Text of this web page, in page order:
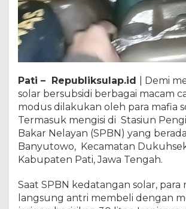
Pati – Republiksulap.id
| Demi
solar bersubsidi berbagai macam
modus dilakukan oleh para mafia
Termasuk mengisi di Stasiun
Bakar Nelayan (SPBN) yang
Banyutowo, Kecamatan
Kabupaten Pati, Jawa Tengah.
Saat SPBN kedatangan solar, para
langsung antri membeli dengan